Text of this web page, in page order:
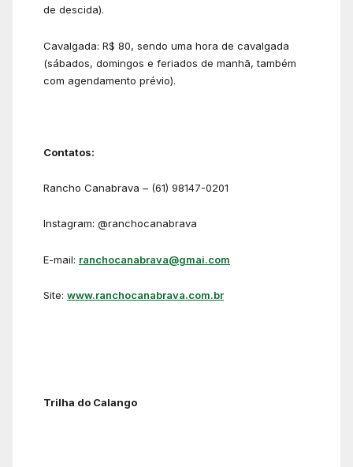
de descida).
Cavalgada: R$ 80, sendo uma hora de cavalgada
(sábados, domingos e feriados de manhã, também
com agendamento prévio).
Contatos:
Rancho Canabrava – (61) 98147-0201
Instagram: @ranchocanabrava
E-mail: ranchocanabrava@gmai.com
Site: www.ranchocanabrava.com.br
Trilha do Calango